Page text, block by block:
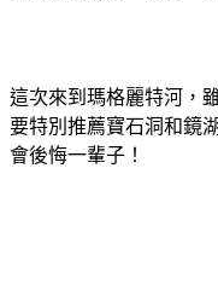
這次來到瑪格麗特河，
要特別推薦寶石洞和鏡
會後悔一輩子！